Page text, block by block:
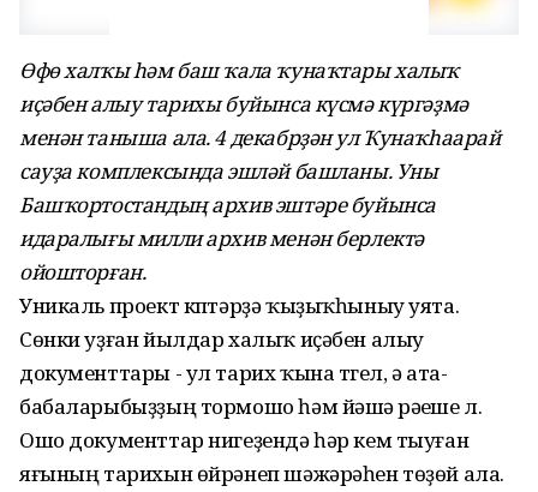
Өфө халҡы һәм баш ҡала ҡунаҡтары халыҡ
иҫәбен алыу тарихы буйынса күсмә күргәҙмә
менән таныша ала. 4 декабрҙән ул Ҡунаҡһаарай
сауҙа комплексында эшләй башланы. Уны
Башҡортостандың архив эштәре буйынса
идаралығы милли архив менән берлектә
ойошторған.
Уникаль проект күптәрҙә ҡыҙыҡһыныу уята.
Сөнки уҙған йылдар халыҡ иҫәбен алыу
документтары - ул тарих ҡына түгел, ә ата-
бабаларыбыҙҙың тормошо һәм йәшәү рәүеше л.
Ошо документтар нигеҙендә һәр кем тыуған
яғының тарихын өйрәнеп шәжәрәһен төҙөй ала.